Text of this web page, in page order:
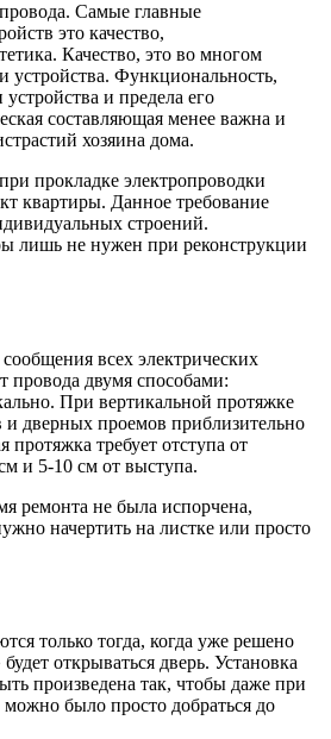
Самые главные
это качество,
Качество, это во многом
устройства. Функциональность,
устройства и предела его
составляющая менее важна и
хозяина дома.
прокладке электропроводки
квартиры. Данное требование
строений.
лишь не нужен при реконструкции
всех электрических
провода двумя способами:
При вертикальной протяжке
и дверных проемов приблизительно
протяжка требует отступа от
и 5-10 см от выступа.
ремонта не была испорчена,
начертить на листке или просто
только тогда, когда уже решено
открываться дверь. Установка
произведена так, чтобы даже при
было просто добраться до